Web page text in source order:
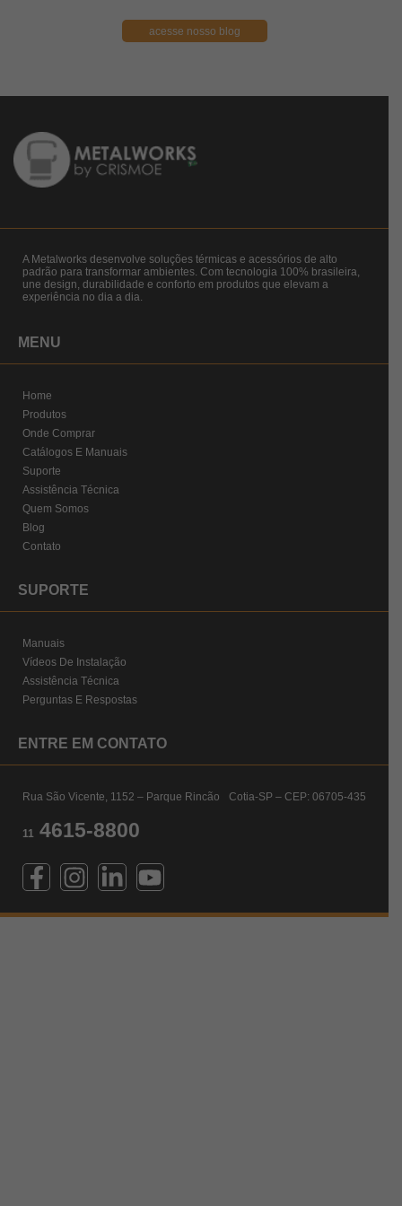
acesse nosso blog
A Metalworks desenvolve soluções térmicas e acessórios de alto
padrão para transformar ambientes. Com tecnologia 100% brasileira,
une design, durabilidade e conforto em produtos que elevam a
experiência no dia a dia.
MENU
Home
Produtos
Onde Comprar
Catálogos E Manuais
Suporte
Assistência Técnica
Quem Somos
Blog
Contato
SUPORTE
Manuais
Vídeos De Instalação
Assistência Técnica
Perguntas E Respostas
ENTRE EM CONTATO
Rua São Vicente, 1152 – Parque Rincão Cotia-SP – CEP: 06705-435
11 4615-8800